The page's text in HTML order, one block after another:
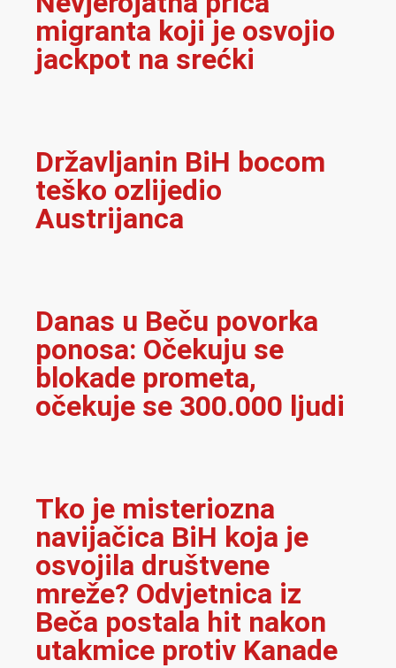
migranta koji je osvojio
jackpot na srećki
Državljanin BiH bocom
teško ozlijedio
Austrijanca
Danas u Beču povorka
ponosa: Očekuju se
blokade prometa,
očekuje se 300.000 ljudi
Tko je misteriozna
navijačica BiH koja je
osvojila društvene
mreže? Odvjetnica iz
Beča postala hit nakon
utakmice protiv Kanade